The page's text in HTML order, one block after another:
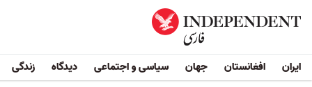
ایران افغانستان جهان سیاسی و اجتماعی دیدگاه زندگی